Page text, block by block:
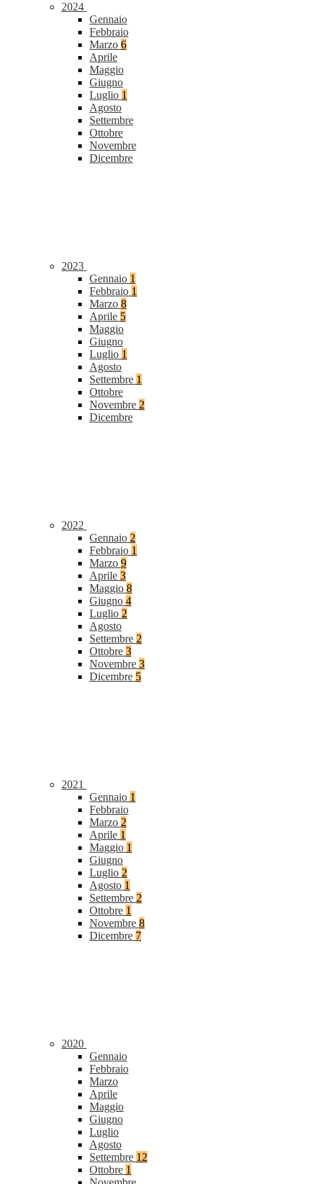
2024
Gennaio
Febbraio
Marzo 6
Aprile
Maggio
Giugno
Luglio 1
Agosto
Settembre
Ottobre
Novembre
Dicembre
2023
Gennaio 1
Febbraio 1
Marzo 8
Aprile 5
Maggio
Giugno
Luglio 1
Agosto
Settembre 1
Ottobre
Novembre 2
Dicembre
2022
Gennaio 2
Febbraio 1
Marzo 9
Aprile 3
Maggio 8
Giugno 4
Luglio 2
Agosto
Settembre 2
Ottobre 3
Novembre 3
Dicembre 5
2021
Gennaio 1
Febbraio
Marzo 2
Aprile 1
Maggio 1
Giugno
Luglio 2
Agosto 1
Settembre 2
Ottobre 1
Novembre 8
Dicembre 7
2020
Gennaio
Febbraio
Marzo
Aprile
Maggio
Giugno
Luglio
Agosto
Settembre 12
Ottobre 1